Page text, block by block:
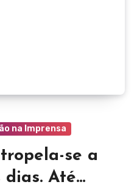
na Imprensa
se a
dias. Até